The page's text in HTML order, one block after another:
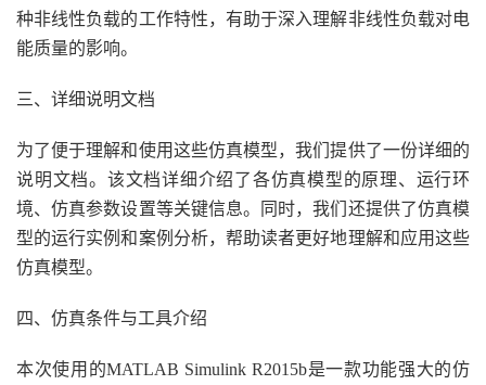
种非线性负载的工作特性，有助于深入理解非线性负载对电
能质量的影响。
三、详细说明文档
为了便于理解和使用这些仿真模型，我们提供了一份详细的
说明文档。该文档详细介绍了各仿真模型的原理、运行环
境、仿真参数设置等关键信息。同时，我们还提供了仿真模
型的运行实例和案例分析，帮助读者更好地理解和应用这些
仿真模型。
四、仿真条件与工具介绍
本次使用的MATLAB Simulink R2015b是一款功能强大的仿